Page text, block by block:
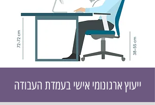
ייעוץ ארגונומי אישי בעמדת העבודה